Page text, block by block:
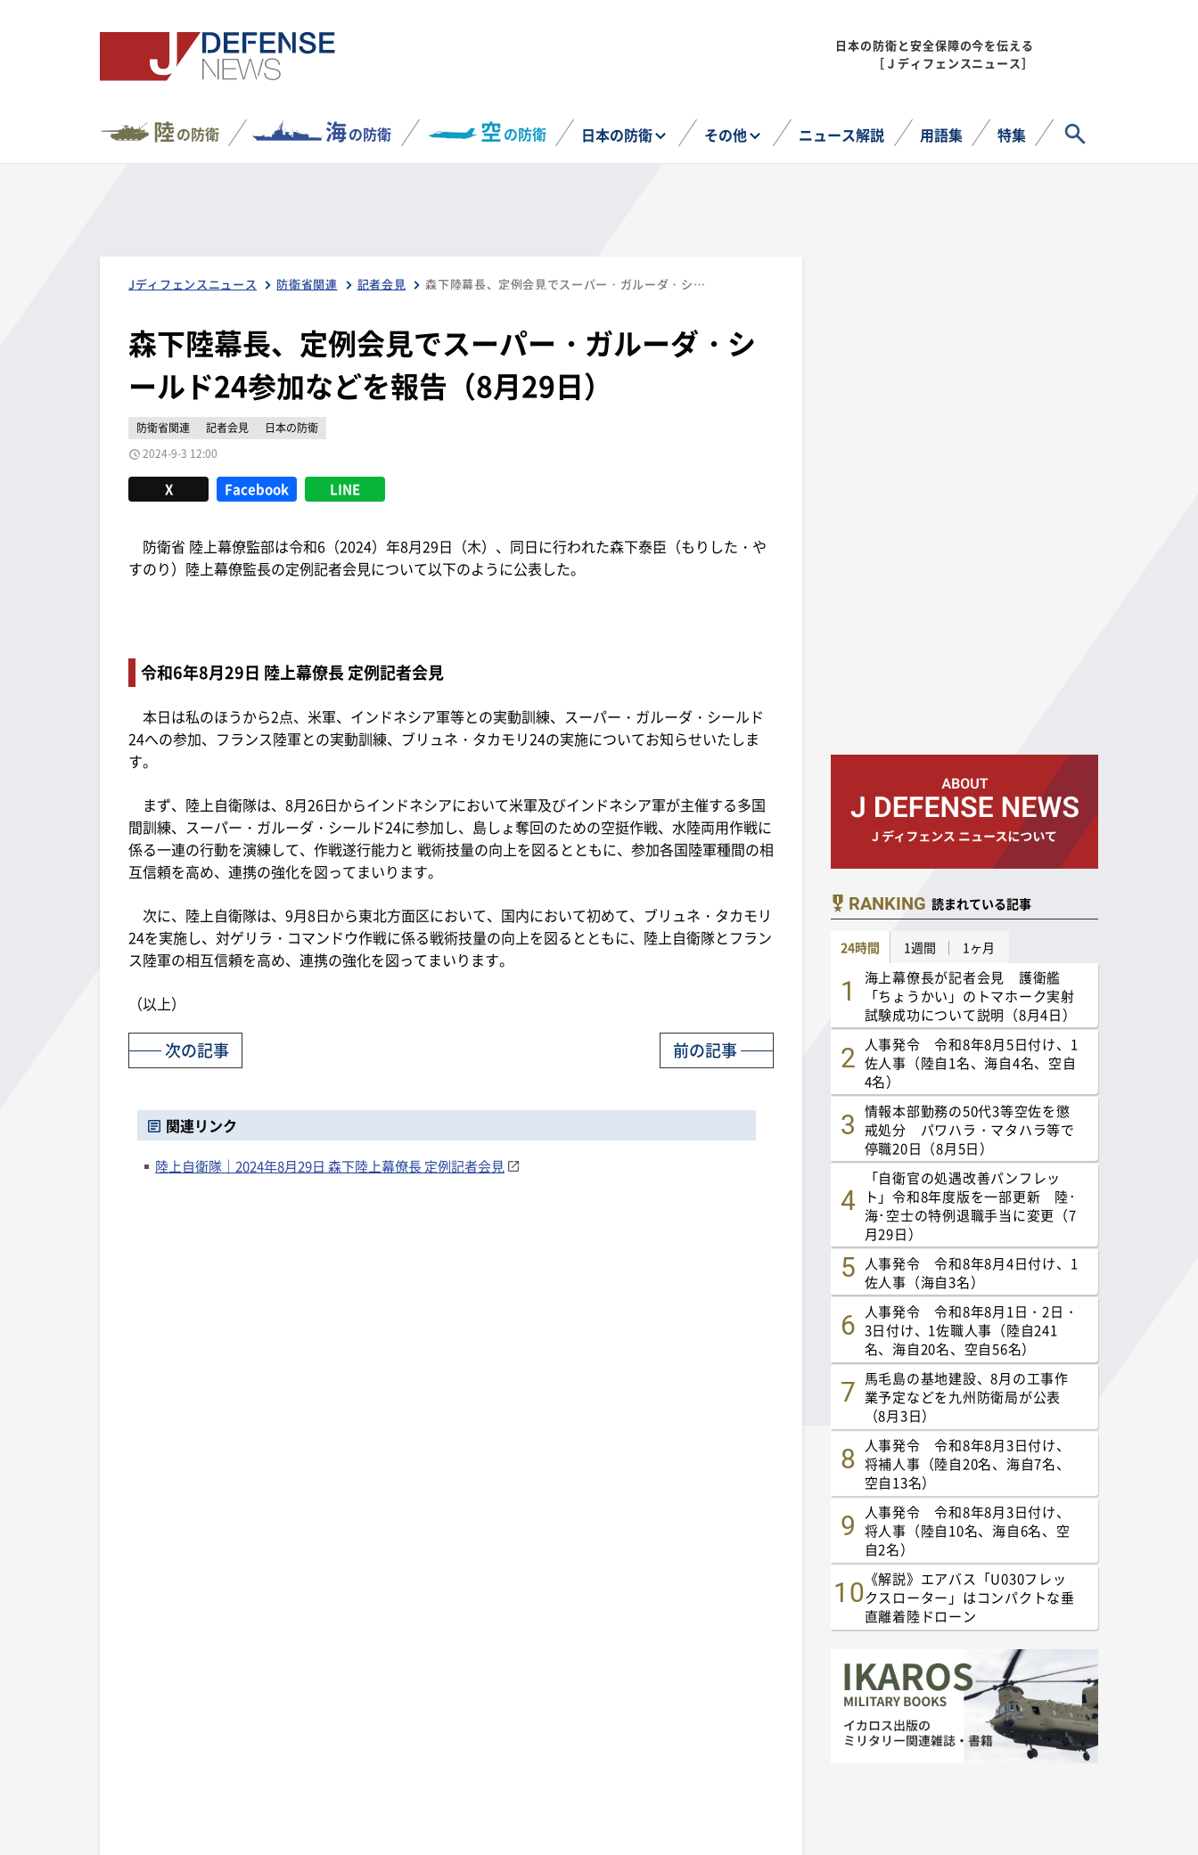
日本の防衛と安全保障の今を伝える
［Ｊディフェンスニュース］
陸の防衛 海の防衛 空の防衛 日本の防衛 その他 ニュース解説 用語集 特集
Jディフェンスニュース 防衛省関連 記者会見 森下陸幕長、定例会見でスーパー・ガルーダ・シールド24参加などを報告（8月29日）
森下陸幕長、定例会見でスーパー・ガルーダ・シ
ールド24参加などを報告（8月29日）
防衛省関連 記者会見
日本の防衛
2024-9-3 12:00
X Facebook LINE
防衛省 陸上幕僚監部は令和6（2024）年8月29日（木）、同日に行われた森下泰臣（もりした・や
すのり）陸上幕僚監長の定例記者会見について以下のように公表した。
令和6年8月29日 陸上幕僚長 定例記者会見
本日は私のほうから2点、米軍、インドネシア軍等との実動訓練、スーパー・ガルーダ・シールド
24への参加、フランス陸軍との実動訓練、ブリュネ・タカモリ24の実施についてお知らせいたしま
す。
まず、陸上自衛隊は、8月26日からインドネシアにおいて米軍及びインドネシア軍が主催する多国
間訓練、スーパー・ガルーダ・シールド24に参加し、島しょ奪回のための空挺作戦、水陸両用作戦に
係る一連の行動を演練して、作戦遂行能力と 戦術技量の向上を図るとともに、参加各国陸軍種間の相
互信頼を高め、連携の強化を図ってまいります。
次に、陸上自衛隊は、9月8日から東北方面区において、国内において初めて、ブリュネ・タカモリ
24を実施し、対ゲリラ・コマンドウ作戦に係る戦術技量の向上を図るとともに、陸上自衛隊とフラン
ス陸軍の相互信頼を高め、連携の強化を図ってまいります。
（以上）
前の記事
次の記事
関連リンク
陸上自衛隊｜2024年8月29日 森下陸上幕僚長 定例記者会見
RANKING 読まれている記事
24時間 1週間 1ヶ月
海上幕僚長が記者会見 護衛艦
「ちょうかい」のトマホーク実射
試験成功について説明（8月4日）
人事発令 令和8年8月5日付け、1
佐人事（陸自1名、海自4名、空自
4名）
情報本部勤務の50代3等空佐を懲
戒処分 パワハラ・マタハラ等で
停職20日（8月5日）
「自衛官の処遇改善パンフレッ
ト」令和8年度版を一部更新 陸･
海･空士の特例退職手当に変更（7
月29日）
人事発令 令和8年8月4日付け、1
佐人事（海自3名）
人事発令 令和8年8月1日・2日・
3日付け、1佐職人事（陸自241
名、海自20名、空自56名）
馬毛島の基地建設、8月の工事作
業予定などを九州防衛局が公表
（8月3日）
人事発令 令和8年8月3日付け、
将補人事（陸自20名、海自7名、
空自13名）
人事発令 令和8年8月3日付け、
将人事（陸自10名、海自6名、空
自2名）
《解説》エアバス「U030フレッ
クスローター」はコンパクトな垂
直離着陸ドローン